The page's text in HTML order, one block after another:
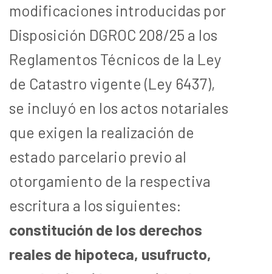
modificaciones introducidas por
Disposición DGROC 208/25 a los
Reglamentos Técnicos de la Ley
de Catastro vigente (Ley 6437),
se incluyó en los actos notariales
que exigen la realización de
estado parcelario previo al
otorgamiento de la respectiva
escritura a los siguientes:
constitución de los derechos
reales de hipoteca, usufructo,